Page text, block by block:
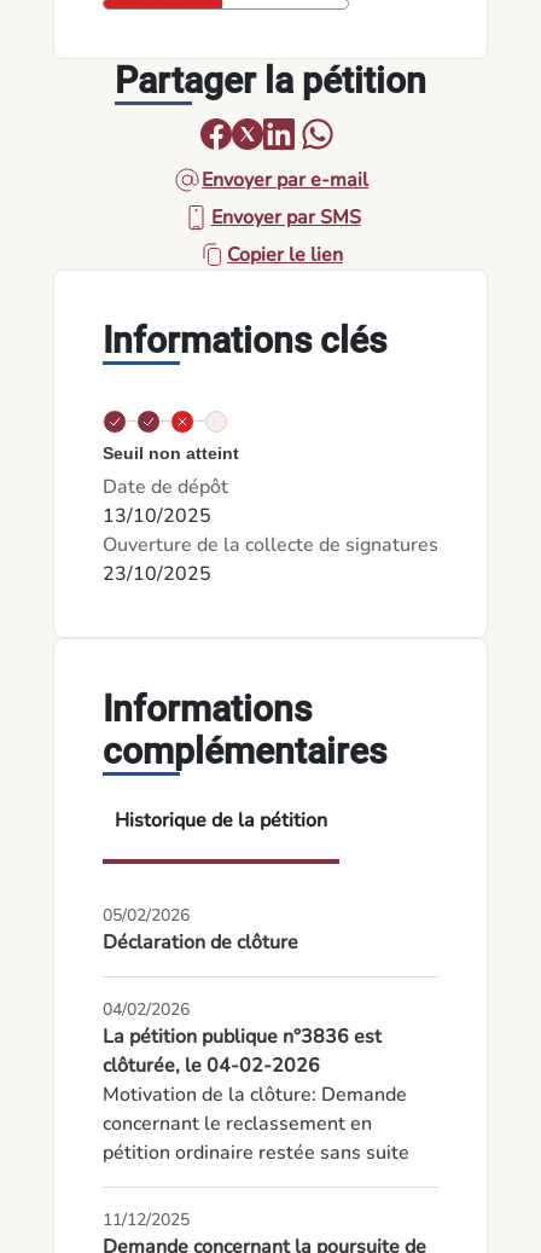
Partager la pétition
Envoyer par e-mail
Envoyer par SMS
Copier le lien
Informations clés
Seuil non atteint
Date de dépôt
13/10/2025
Ouverture de la collecte de signatures
23/10/2025
Informations
complémentaires
Historique de la pétition
05/02/2026
Déclaration de clôture
04/02/2026
La pétition publique n°3836 est
clôturée, le 04-02-2026
Motivation de la clôture: Demande
concernant le reclassement en
pétition ordinaire restée sans suite
11/12/2025
Demande concernant la poursuite de